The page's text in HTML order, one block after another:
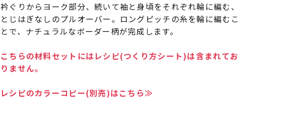
衿ぐりからヨーク部分、続いて袖と身頃をそれぞれ輪に編む、
とじはぎなしのプルオーバー。ロングピッチの糸を輪に編むこ
とで、ナチュラルなボーダー柄が完成します。
こちらの材料セットにはレシピ(つくり方シート)は含まれてお
りません。
レシピのカラーコピー(別売)はこちら≫